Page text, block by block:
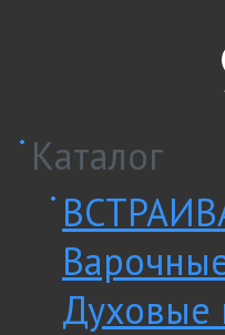
Каталог